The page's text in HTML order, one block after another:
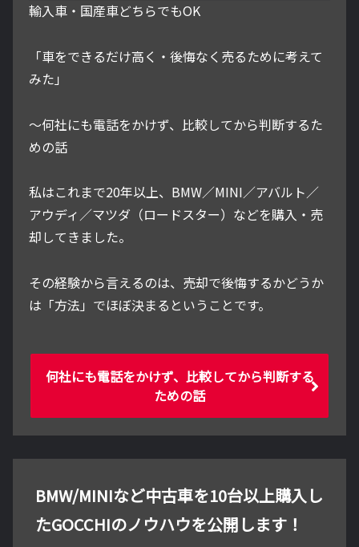
輸入車・国産車どちらでもOK
「車をできるだけ高く・後悔なく売るために考えて
みた」
～何社にも電話をかけず、比較してから判断するた
めの話
私はこれまで20年以上、BMW／MINI／アバルト／
アウディ／マツダ（ロードスター）などを購入・売
却してきました。
その経験から言えるのは、売却で後悔するかどうか
は「方法」でほぼ決まるということです。
何社にも電話をかけず、比較してから判断する
ための話
BMW/MINIなど中古車を10台以上購入し
たGOCCHIのノウハウを公開します！